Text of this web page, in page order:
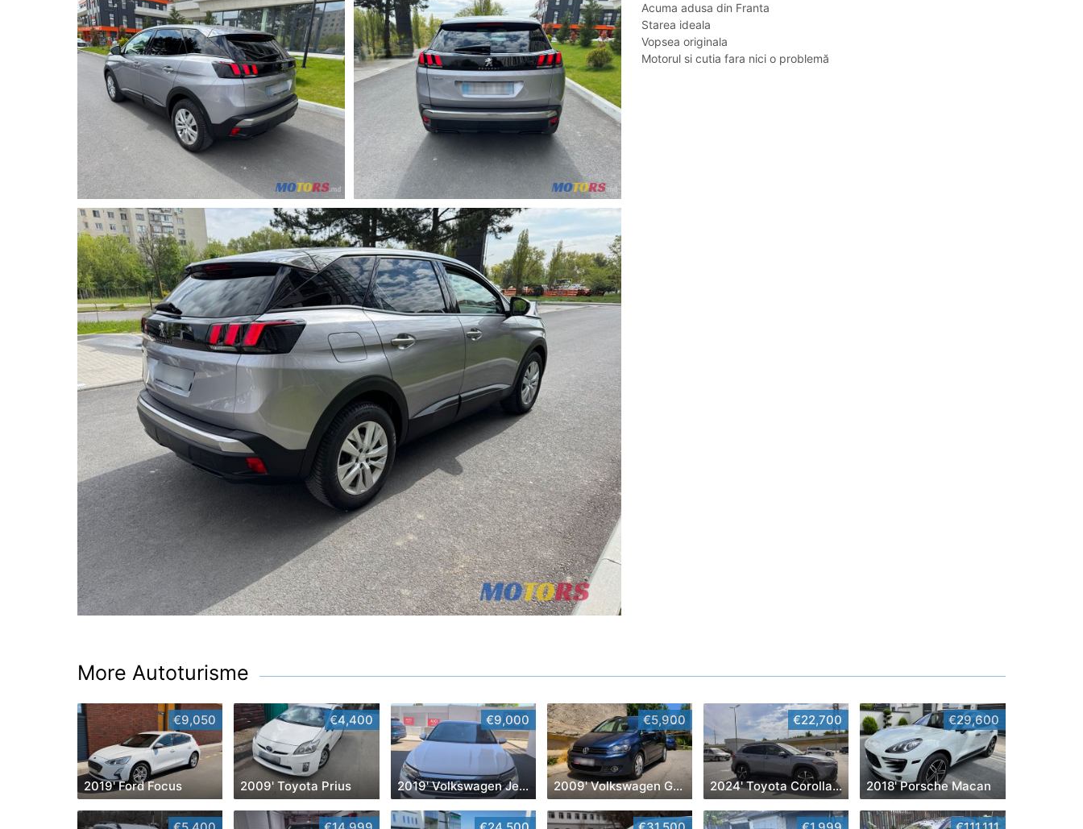
Acuma adusa din Franta
Starea ideala
Vopsea originala
Motorul si cutia fara nici o problemă
More Autoturisme
€9,050
2019' Ford Focus
€4,400
2009' Toyota Prius
€9,000
2019' Volkswagen Jetta
€5,900
2009' Volkswagen Golf Plus
€22,700
2024' Toyota Corolla Cross
€29,600
2018' Porsche Macan